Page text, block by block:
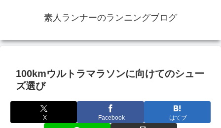
素人ランナーのランニングブログ
100kmウルトラマラソンに向けてのシュー
ズ選び
X Facebook はてブ